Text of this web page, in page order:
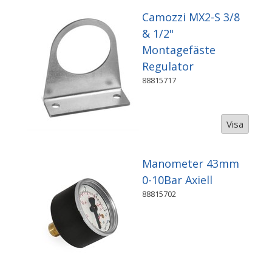
Camozzi MX2-S 3/8
& 1/2"
Montagefäste
Regulator
88815717
Visa
Manometer 43mm
0-10Bar Axiell
88815702